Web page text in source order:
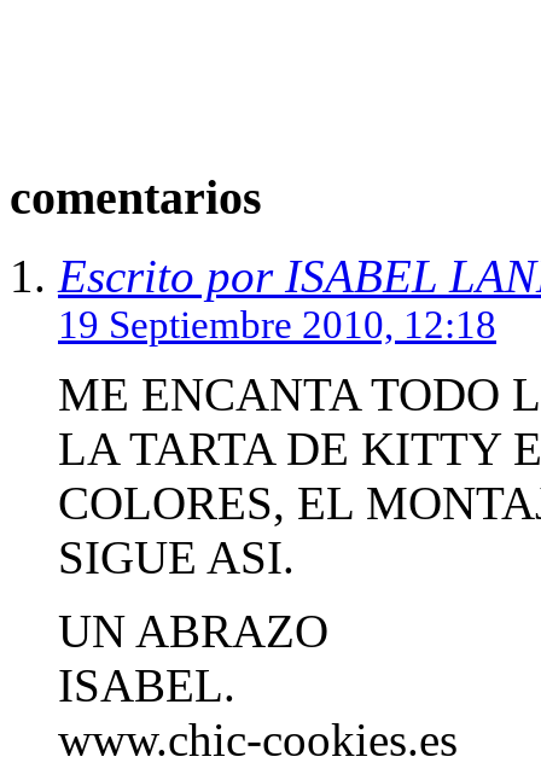
comentarios
Escrito por ISABEL
19 Septiembre 2010, 12:18
ME ENCANTA TODO
LA TARTA DE KITTY
COLORES, EL
SIGUE ASI.
UN ABRAZO
ISABEL.
www.chic-cookies.es